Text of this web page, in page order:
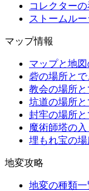
コレクター
ストームル
マップ情報
マップと地
砦の場所とで
教会の場所と
坑道の場所と
封牢の場所と
魔術師塔の
埋もれ宝の
地変攻略
地変の種類一